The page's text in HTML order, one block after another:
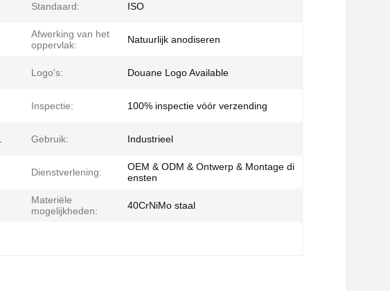
Standaard: ISO
Afwerking van het
oppervlak:
Natuurlijk anodiseren
Logo's: Douane Logo Available
Inspectie: 100% inspectie vóór verzending
Gebruik: Industrieel
Dienstverlening:
OEM & ODM & Ontwerp & Montage di
ensten
Materiële
mogelijkheden:
40CrNiMo staal